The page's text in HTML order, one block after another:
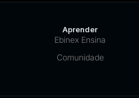
Aprender
Ebinex Ensina
Comunidade